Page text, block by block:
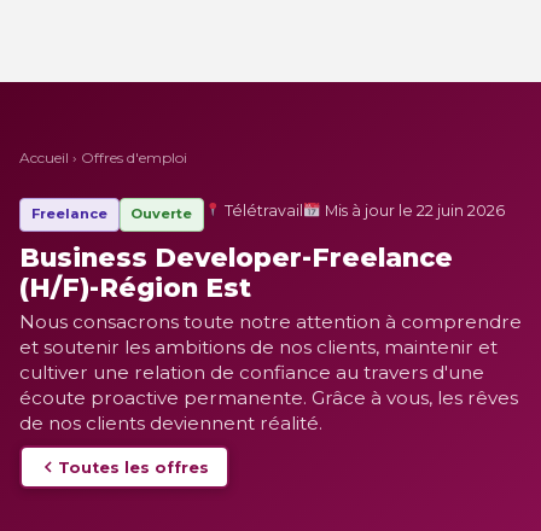
Accueil › Offres d'emploi
Freelance Ouverte Télétravail Mis à jour le 22 juin 2026
Business Developer-Freelance
(H/F)-Région Est
Nous consacrons toute notre attention à comprendre
et soutenir les ambitions de nos clients, maintenir et
cultiver une relation de confiance au travers d'une
écoute proactive permanente. Grâce à vous, les rêves
de nos clients deviennent réalité.
Toutes les offres